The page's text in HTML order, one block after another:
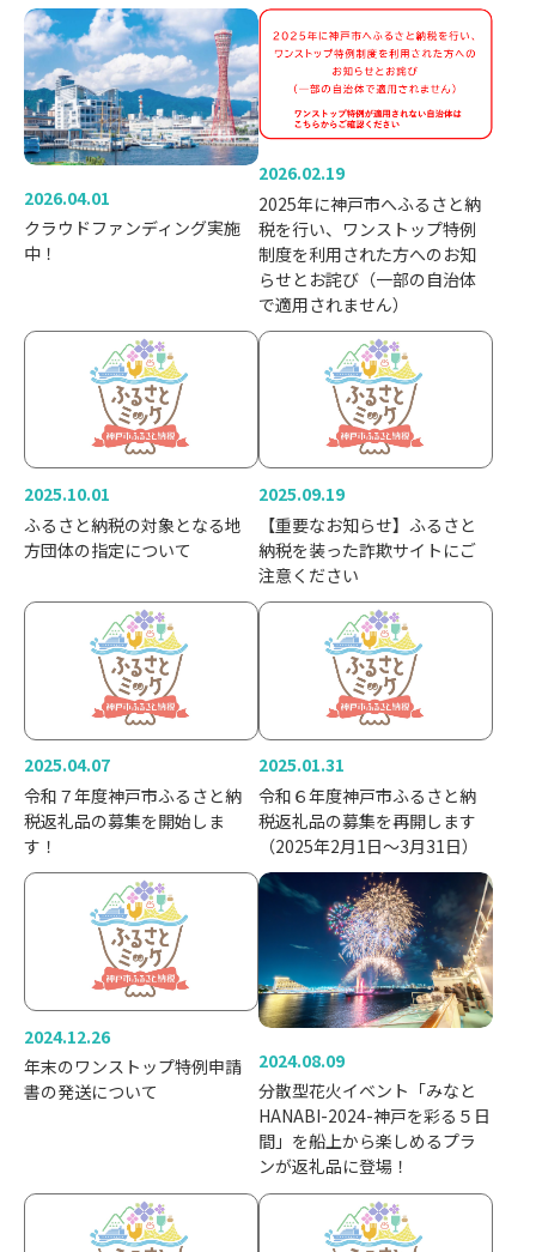
2026.04.01
クラウドファンディング実施
中！
2026.02.19
2025年に神戸市へふるさと納
税を行い、ワンストップ特例
制度を利用された方へのお知
らせとお詫び（一部の自治体
で適用されません）
2025.10.01
ふるさと納税の対象となる地
方団体の指定について
2025.09.19
【重要なお知らせ】ふるさと
納税を装った詐欺サイトにご
注意ください
2025.04.07
令和７年度神戸市ふるさと納
税返礼品の募集を開始しま
す！
2025.01.31
令和６年度神戸市ふるさと納
税返礼品の募集を再開します
（2025年2月1日～3月31日）
2024.12.26
年末のワンストップ特例申請
書の発送について
2024.08.09
分散型花火イベント「みなと
HANABI-2024-神戸を彩る５日
間」を船上から楽しめるプラ
ンが返礼品に登場！